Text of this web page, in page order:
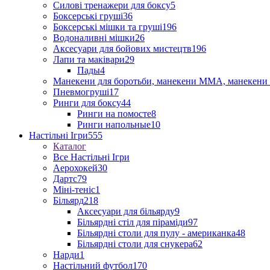
Силові тренажери для боксу5
Боксерські груші36
Боксерські мішки та груші196
Водоналивні мішки26
Аксесуари для бойових мистецтв196
Лапи та маківари29
Пады4
Манекени для боротьби, манекени ММА, манекени
Пневмогруші17
Ринги для боксу44
Ринги на помосте8
Ринги напольные10
Настільні Ігри555
Каталог
Все Настільні Ігри
Аерохокей30
Дартс79
Міні-теніс1
Більярд218
Аксесуари для більярду9
Більярдні стіл для піраміди97
Більярдні столи для пулу - американка48
Більярдні столи для снукера62
Нарди1
Настільний футбол170